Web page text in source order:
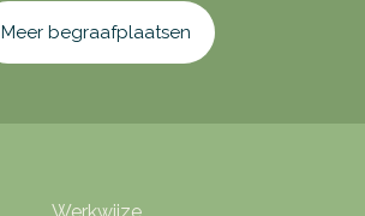
Meer begraafplaatsen